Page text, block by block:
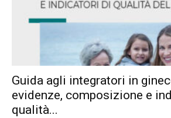
Guida agli integratori in
evidenze, composizione e
qualità...